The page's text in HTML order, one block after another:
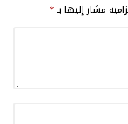
مشار إليها بـ*